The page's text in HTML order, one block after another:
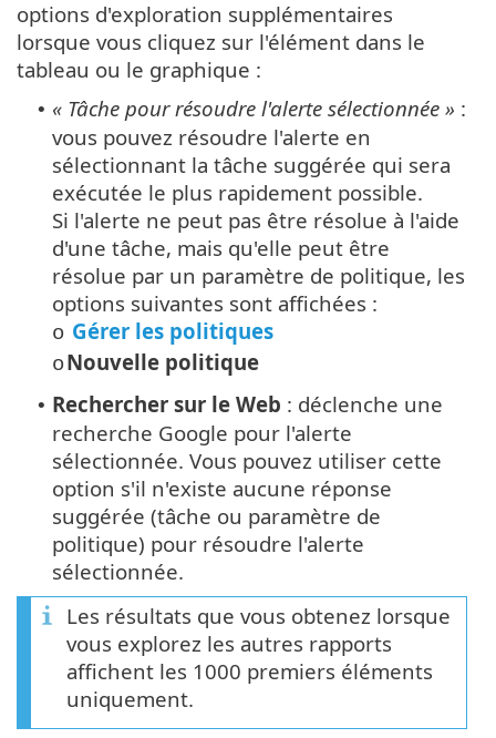
options d'exploration supplémentaires
lorsque vous cliquez sur l'élément dans le
tableau ou le graphique :
• « Tâche pour résoudre l'alerte sélectionnée » :
vous pouvez résoudre l'alerte en
sélectionnant la tâche suggérée qui sera
exécutée le plus rapidement possible.
Si l'alerte ne peut pas être résolue à l'aide
d'une tâche, mais qu'elle peut être
résolue par un paramètre de politique, les
options suivantes sont affichées :
o Gérer les politiques
oNouvelle politique
• Rechercher sur le Web : déclenche une
recherche Google pour l'alerte
sélectionnée. Vous pouvez utiliser cette
option s'il n'existe aucune réponse
suggérée (tâche ou paramètre de
politique) pour résoudre l'alerte
sélectionnée.
Les résultats que vous obtenez lorsque
vous explorez les autres rapports
affichent les 1000 premiers éléments
uniquement.